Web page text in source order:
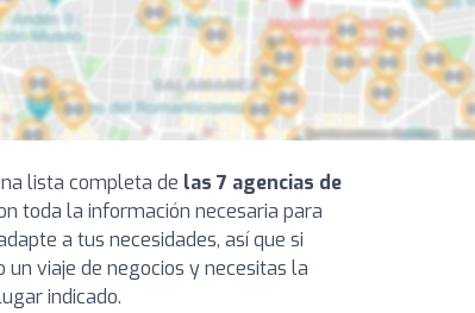
lista completa de las 7 agencias de
toda la información necesaria para
a tus necesidades, así que si
viaje de negocios y necesitas la
indicado.